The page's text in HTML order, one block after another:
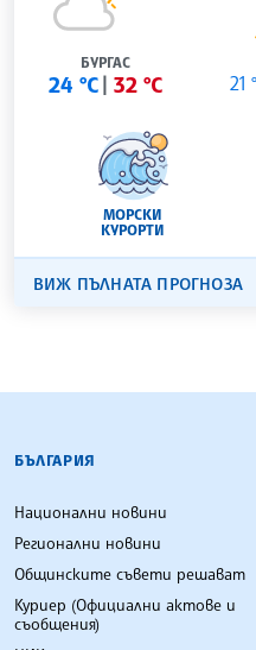
БУРГАС
24 °C 32 °C 21
МОРСКИ
КУРОРТИ
ВИЖ ПЪЛНАТА ПРОГНОЗА
БЪЛГАРСКА
БЪЛГАРИЯ
Национални новини
Регионални новини
Общинските съвети решават
Куриер (Официални актове и
съобщения)